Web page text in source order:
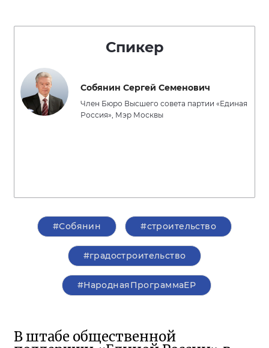
Спикер
Собянин Сергей Семенович
Член Бюро Высшего совета партии «Единая
Россия», Мэр Москвы
#Собянин #строительство
#градостроительство
#НароднаяПрограммаЕР
В штабе общественной